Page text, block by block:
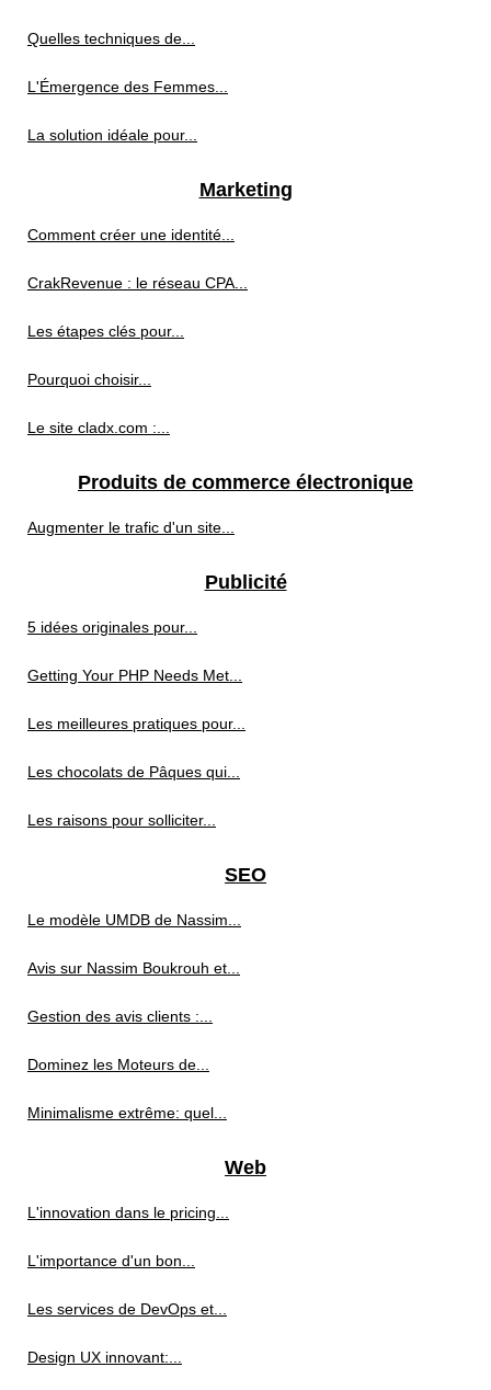
Quelles techniques de...
L'Émergence des Femmes...
La solution idéale pour...
Marketing
Comment créer une identité...
CrakRevenue : le réseau CPA...
Les étapes clés pour...
Pourquoi choisir...
Le site cladx.com :...
Produits de commerce électronique
Augmenter le trafic d'un site...
Publicité
5 idées originales pour...
Getting Your PHP Needs Met...
Les meilleures pratiques pour...
Les chocolats de Pâques qui...
Les raisons pour solliciter...
SEO
Le modèle UMDB de Nassim...
Avis sur Nassim Boukrouh et...
Gestion des avis clients :...
Dominez les Moteurs de...
Minimalisme extrême: quel...
Web
L'innovation dans le pricing...
L'importance d'un bon...
Les services de DevOps et...
Design UX innovant:...